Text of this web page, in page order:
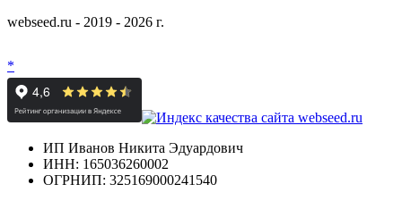
webseed.ru - 2019 - 2026 г.
*
ИП Иванов Никита Эдуардович
ИНН: 165036260002
ОГРНИП: 325169000241540